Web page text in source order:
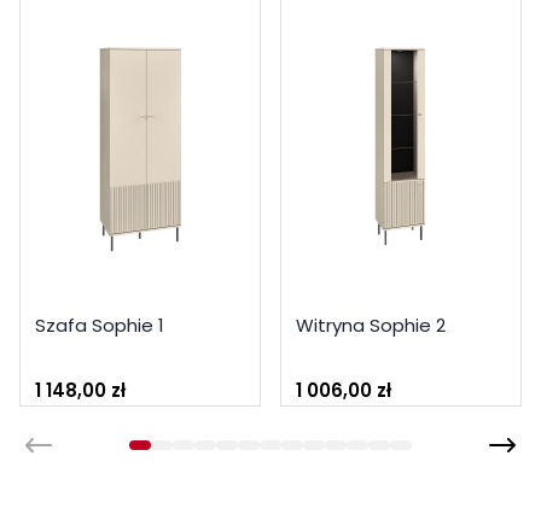
Szafa Sophie 1
1 148,00 zł
Witryna Sophie 2
1 006,00 zł